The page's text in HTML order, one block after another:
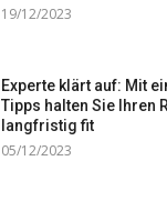
19/12/2023
Experte klärt auf: Mit
Tipps halten Sie Ihren
langfristig fit
05/12/2023